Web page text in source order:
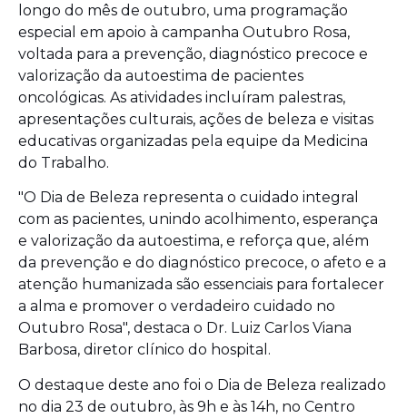
longo do mês de outubro, uma programação
especial em apoio à campanha Outubro Rosa,
voltada para a prevenção, diagnóstico precoce e
valorização da autoestima de pacientes
oncológicas. As atividades incluíram palestras,
apresentações culturais, ações de beleza e visitas
educativas organizadas pela equipe da Medicina
do Trabalho.
"O Dia de Beleza representa o cuidado integral
com as pacientes, unindo acolhimento, esperança
e valorização da autoestima, e reforça que, além
da prevenção e do diagnóstico precoce, o afeto e a
atenção humanizada são essenciais para fortalecer
a alma e promover o verdadeiro cuidado no
Outubro Rosa", destaca o Dr. Luiz Carlos Viana
Barbosa, diretor clínico do hospital.
O destaque deste ano foi o Dia de Beleza realizado
no dia 23 de outubro, às 9h e às 14h, no Centro